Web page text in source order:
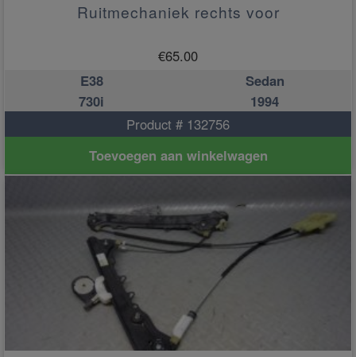
Ruitmechaniek rechts voor
€65.00
E38
Sedan
730i
1994
Product # 132756
Toevoegen aan winkelwagen